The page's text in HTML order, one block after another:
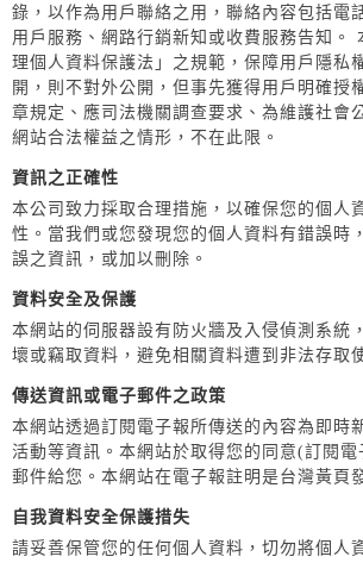
錄，以作為用戶聯絡之用，聯絡內容包括電
用戶服務、網路行銷新知或收費服務告知。
理個人資料保護法」之規範，保障用戶隱私
開，則不對外公開，但事先獲得用戶明確授
章規定、應司法機關調查要求、為維護社會
網站合法權益之情形，不在此限。
資訊之正確性
本公司致力採取合理措施，以確保您的個人
性。當我們或您發現您的個人資料有錯誤時
誤之資訊，或加以刪除。
資料安全及保護
本網站的伺服器設有防火牆及入侵偵測系統
壞或竊取資料，避免相關資料遭到非法存取
傳送資訊或電子郵件之政策
本網站透過訂閱電子報所傳送的內容為即時
活動等資訊。本網站於取得您的同意(訂閱
郵件給您。本網站在電子報註明是台灣黃頁
自我資料安全保護措失
請妥善保管您的任何個人資料，切勿將個人